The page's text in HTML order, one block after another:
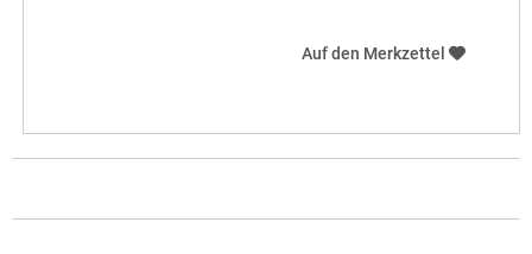
Auf den Merkzettel